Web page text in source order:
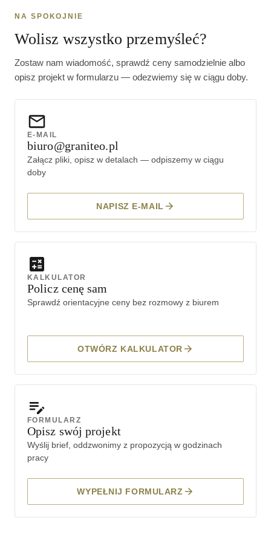
NA SPOKOJNIE
Wolisz wszystko przemyśleć?
Zostaw nam wiadomość, sprawdź ceny samodzielnie albo
opisz projekt w formularzu — odezwiemy się w ciągu doby.
E-MAIL
biuro@graniteo.pl
Załącz pliki, opisz w detalach — odpiszemy w ciągu
doby
NAPISZ E-MAIL
KALKULATOR
Policz cenę sam
Sprawdź orientacyjne ceny bez rozmowy z biurem
OTWÓRZ KALKULATOR
FORMULARZ
Opisz swój projekt
Wyślij brief, oddzwonimy z propozycją w godzinach
pracy
WYPEŁNIJ FORMULARZ